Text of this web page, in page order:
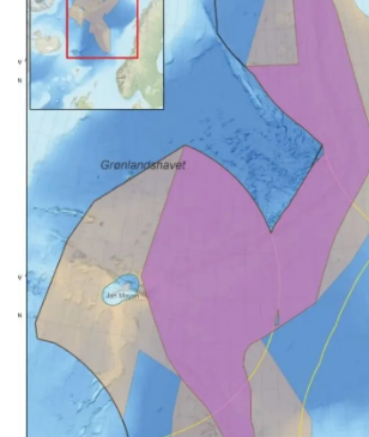
leksikon.